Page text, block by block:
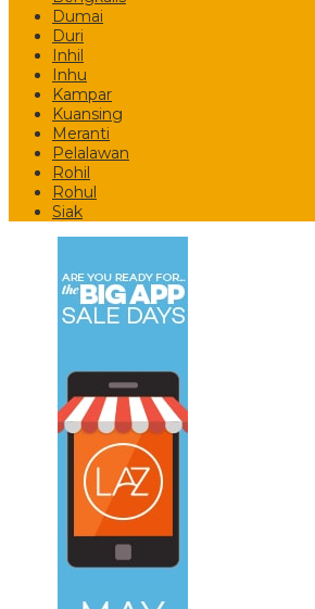
Dumai
Duri
Inhil
Inhu
Kampar
Kuansing
Meranti
Pelalawan
Rohil
Rohul
Siak